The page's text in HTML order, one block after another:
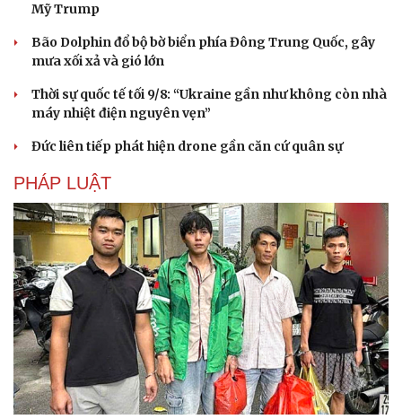
Mỹ Trump
Bão Dolphin đổ bộ bờ biển phía Đông Trung Quốc, gây
mưa xối xả và gió lớn
Thời sự quốc tế tối 9/8: “Ukraine gần như không còn nhà
máy nhiệt điện nguyên vẹn”
Đức liên tiếp phát hiện drone gần căn cứ quân sự
PHÁP LUẬT